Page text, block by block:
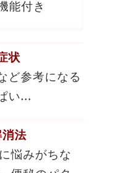
能付き
状
ど参考になる
い...
法
悩みがちな